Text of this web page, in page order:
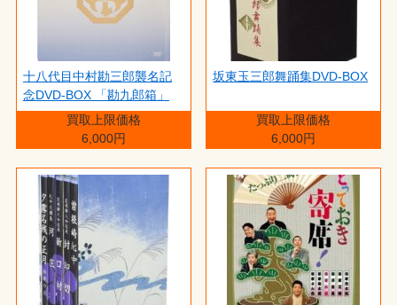
十八代目中村勘三郎襲名記
念DVD-BOX 「勘九郎箱」
買取上限価格
6,000円
坂東玉三郎舞踊集DVD-BOX
買取上限価格
6,000円